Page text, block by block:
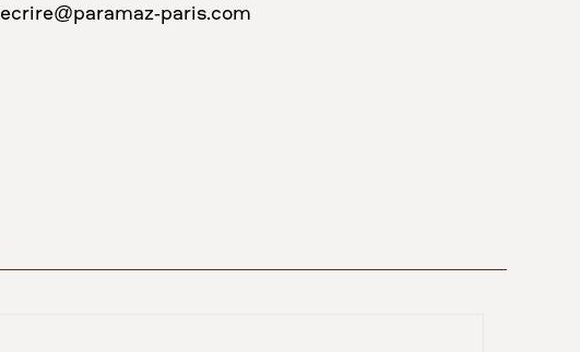
ecrire@paramaz-paris.com